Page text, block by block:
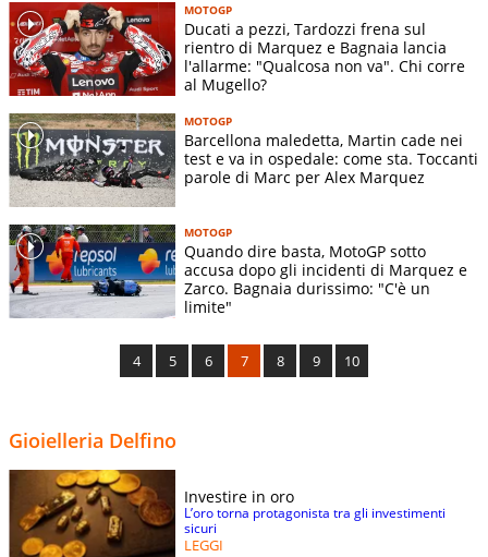
MOTOGP
Ducati a pezzi, Tardozzi frena sul
rientro di Marquez e Bagnaia lancia
l'allarme: "Qualcosa non va". Chi corre
al Mugello?
MOTOGP
Barcellona maledetta, Martin cade nei
test e va in ospedale: come sta. Toccanti
parole di Marc per Alex Marquez
MOTOGP
Quando dire basta, MotoGP sotto
accusa dopo gli incidenti di Marquez e
Zarco. Bagnaia durissimo: "C'è un
limite"
4 5 6 7 8 9 10
Gioielleria Delfino
Investire in oro
L’oro torna protagonista tra gli investimenti
sicuri
LEGGI